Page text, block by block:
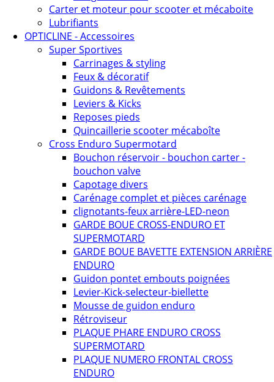
Carter et moteur pour scooter et mécaboite
Lubrifiants
OPTICLINE - Accessoires
Super Sportives
Carrinages & styling
Feux & décoratif
Guidons & Revêtements
Leviers & Kicks
Reposes pieds
Quincaillerie scooter mécaboîte
Cross Enduro Supermotard
Bouchon réservoir - bouchon carter -
bouchon valve
Capotage divers
Carénage complet et pièces carénage
clignotants-feux arrière-LED-neon
GARDE BOUE CROSS-ENDURO ET
SUPERMOTARD
GARDE BOUE BAVETTE EXTENSION ARRIÈRE
ENDURO
Guidon pontet embouts poignées
Levier-Kick-selecteur-biellette
Mousse de guidon enduro
Rétroviseur
PLAQUE PHARE ENDURO CROSS
SUPERMOTARD
PLAQUE NUMERO FRONTAL CROSS
ENDURO